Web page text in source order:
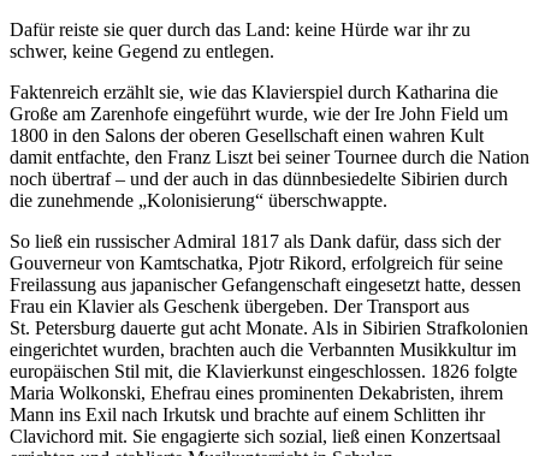
Dafür reiste sie quer durch das Land: keine Hürde war ihr zu
schwer, keine Gegend zu entlegen.
Faktenreich erzählt sie, wie das Klavierspiel durch Katharina die
Große am Zarenhofe eingeführt wurde, wie der Ire John Field um
1800 in den Salons der oberen Gesellschaft einen wahren Kult
damit entfachte, den Franz Liszt bei seiner Tournee durch die Nation
noch übertraf – und der auch in das dünnbesiedelte Sibirien durch
die zunehmende „Kolonisierung“ überschwappte.
So ließ ein russischer Admiral 1817 als Dank dafür, dass sich der
Gouverneur von Kamtschatka, Pjotr Rikord, erfolgreich für seine
Freilassung aus japanischer Gefangenschaft eingesetzt hatte, dessen
Frau ein Klavier als Geschenk übergeben. Der Transport aus
St. Petersburg dauerte gut acht Monate. Als in Sibirien Strafkolonien
eingerichtet wurden, brachten auch die Verbannten Musikkultur im
europäischen Stil mit, die Klavierkunst eingeschlossen. 1826 folgte
Maria Wolkonski, Ehefrau eines prominenten Dekabristen, ihrem
Mann ins Exil nach Irkutsk und brachte auf einem Schlitten ihr
Clavichord mit. Sie engagierte sich sozial, ließ einen Konzertsaal